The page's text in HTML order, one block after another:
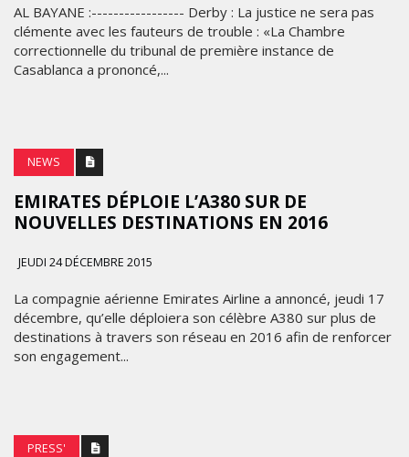
AL BAYANE :----------------- Derby : La justice ne sera pas
clémente avec les fauteurs de trouble : «La Chambre
correctionnelle du tribunal de première instance de
Casablanca a prononcé,...
NEWS
EMIRATES DÉPLOIE L’A380 SUR DE
NOUVELLES DESTINATIONS EN 2016
JEUDI 24 DÉCEMBRE 2015
La compagnie aérienne Emirates Airline a annoncé, jeudi 17
décembre, qu’elle déploiera son célèbre A380 sur plus de
destinations à travers son réseau en 2016 afin de renforcer
son engagement...
PRESS'